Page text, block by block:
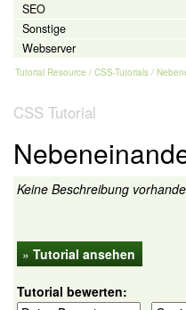
SEO
Sonstige
Webserver
Tutorial Resource / CSS-Tutorials /
CSS Tutorial
Keine Beschreibung
» Tutorial ansehen
Tutorial bewerten: